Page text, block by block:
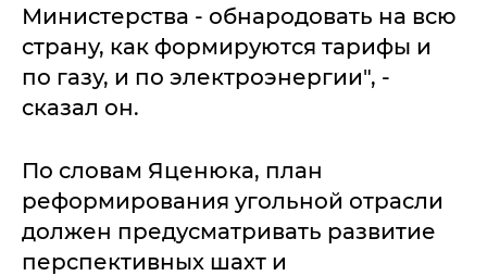
Министерства - обнародовать на всю
страну, как формируются тарифы и
по газу, и по электроэнергии", -
сказал он.
По словам Яценюка, план
реформирования угольной отрасли
должен предусматривать развитие
перспективных шахт и